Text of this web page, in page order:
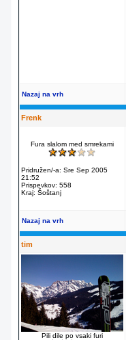
Nazaj na vrh
Frenk
Fura slalom med smrekami
Pridružen/-a: Sre Sep 2005
21:52
Prispevkov: 558
Kraj: Šoštanj
Nazaj na vrh
tim
Pili dile po vsaki furi